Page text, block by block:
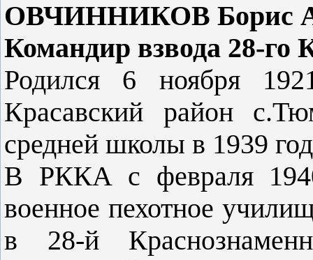
ОВЧИННИКОВ Борис
Командир взвода 28-го
Родился 6 ноября
Красавский район
средней школы в 1939
В РККА с февраля
военное пехотное
в 28-й